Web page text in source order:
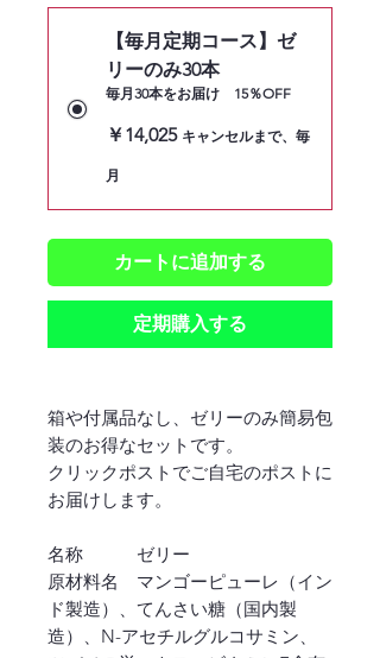
【毎月定期コース】ゼ
リーのみ30本
毎月30本をお届け 15％OFF
￥14,025 キャンセルまで、毎
月
カートに追加する
定期購入する
箱や付属品なし、ゼリーのみ簡易包
装のお得なセットです。
クリックポストでご自宅のポストに
お届けします。
名称 ゼリー
原材料名 マンゴーピューレ（イン
ド製造）、てんさい糖（国内製
造）、N-アセチルグルコサミン、